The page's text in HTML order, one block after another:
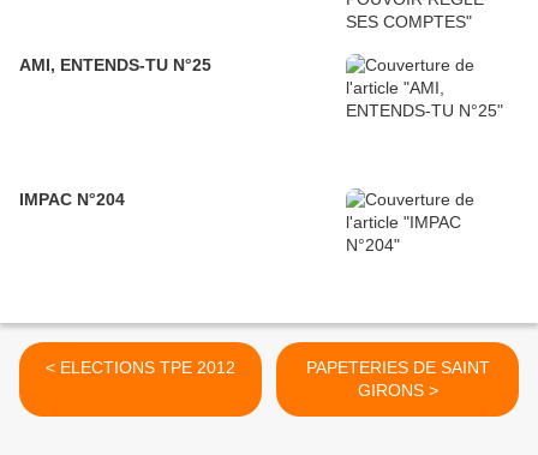
AMI, ENTENDS-TU N°25
IMPAC N°204
< ELECTIONS TPE 2012
PAPETERIES DE SAINT
GIRONS >